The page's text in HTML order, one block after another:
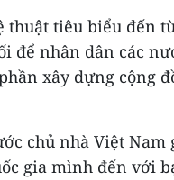
tiêu biểu đến
để nhân dân các
xây dựng cộng
chủ nhà Việt
gia mình đến với